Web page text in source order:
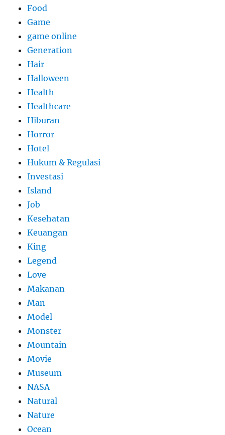
Food
Game
game online
Generation
Hair
Halloween
Health
Healthcare
Hiburan
Horror
Hotel
Hukum & Regulasi
Investasi
Island
Job
Kesehatan
Keuangan
King
Legend
Love
Makanan
Man
Model
Monster
Mountain
Movie
Museum
NASA
Natural
Nature
Ocean